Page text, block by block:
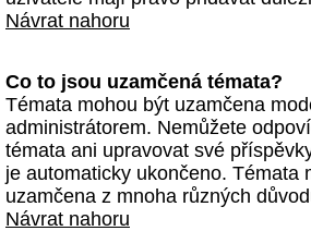
Návrat nahoru
Co to jsou uzamčená témata?
Témata mohou být uzamčena
administrátorem. Nemůžete
témata ani upravovat své
je automaticky ukončeno. Témata
uzamčena z mnoha různých
Návrat nahoru